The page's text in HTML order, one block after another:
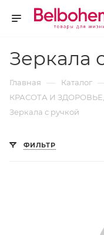
Зеркала
Главная — Каталог
КРАСОТА И
Зеркала с ручкой
ФИЛЬТР